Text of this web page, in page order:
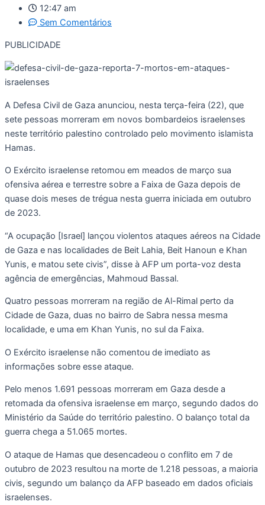
12:47 am
Sem Comentários
PUBLICIDADE
A Defesa Civil de Gaza anunciou, nesta terça-feira (22), que
sete pessoas morreram em novos bombardeios israelenses
neste território palestino controlado pelo movimento islamista
Hamas.
O Exército israelense retomou em meados de março sua
ofensiva aérea e terrestre sobre a Faixa de Gaza depois de
quase dois meses de trégua nesta guerra iniciada em outubro
de 2023.
“A ocupação [Israel] lançou violentos ataques aéreos na Cidade
de Gaza e nas localidades de Beit Lahia, Beit Hanoun e Khan
Yunis, e matou sete civis”, disse à AFP um porta-voz desta
agência de emergências, Mahmoud Bassal.
Quatro pessoas morreram na região de Al-Rimal perto da
Cidade de Gaza, duas no bairro de Sabra nessa mesma
localidade, e uma em Khan Yunis, no sul da Faixa.
O Exército israelense não comentou de imediato as
informações sobre esse ataque.
Pelo menos 1.691 pessoas morreram em Gaza desde a
retomada da ofensiva israelense em março, segundo dados do
Ministério da Saúde do território palestino. O balanço total da
guerra chega a 51.065 mortes.
O ataque de Hamas que desencadeou o conflito em 7 de
outubro de 2023 resultou na morte de 1.218 pessoas, a maioria
civis, segundo um balanço da AFP baseado em dados oficiais
israelenses.